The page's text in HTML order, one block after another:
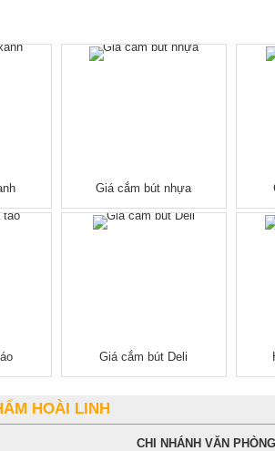
Giá cắm bút nhựa
Giá cắm bút Deli
HOÀI LINH
CHI NHÁNH VĂN